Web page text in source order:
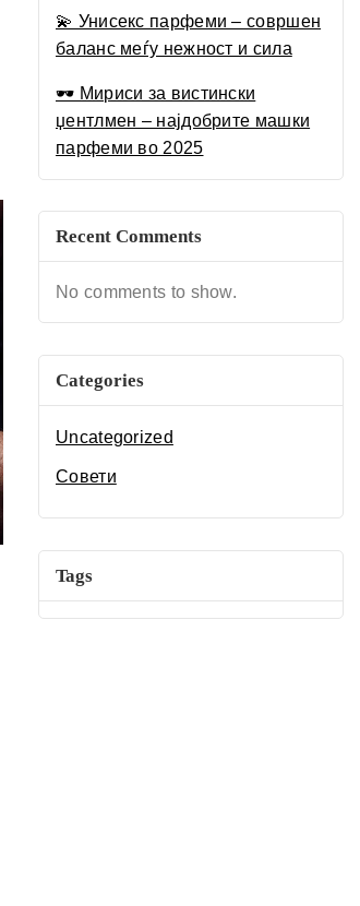
💫 Унисекс парфеми – совршен
баланс меѓу нежност и сила
🕶 Мириси за вистински
џентлмен – најдобрите машки
парфеми во 2025
Recent Comments
No comments to show.
Categories
Uncategorized
Совети
Tags